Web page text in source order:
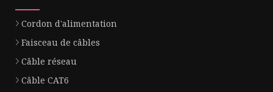
Cordon d'alimentation
Faisceau de câbles
Câble réseau
Câble CAT6